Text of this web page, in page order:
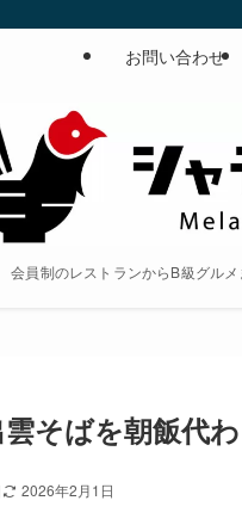
会員制のレストランからB級グル
お問い合わせ
そばを朝飯代
2026年2月1日